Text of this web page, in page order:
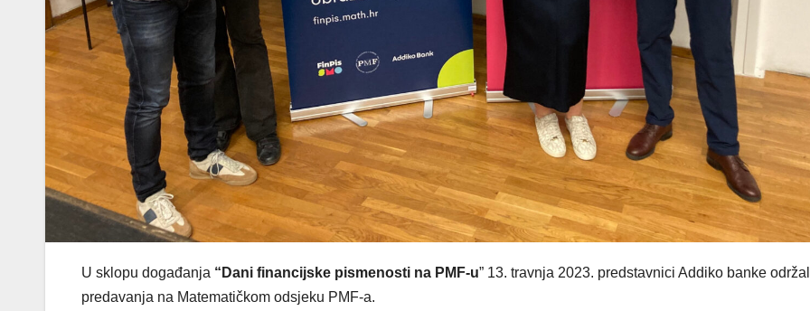
U sklopu događanja “Dani financijske pismenosti na PMF-u” 13. travnja 2023. predstavnici Addiko banke
predavanja na Matematičkom odsjeku PMF-a.